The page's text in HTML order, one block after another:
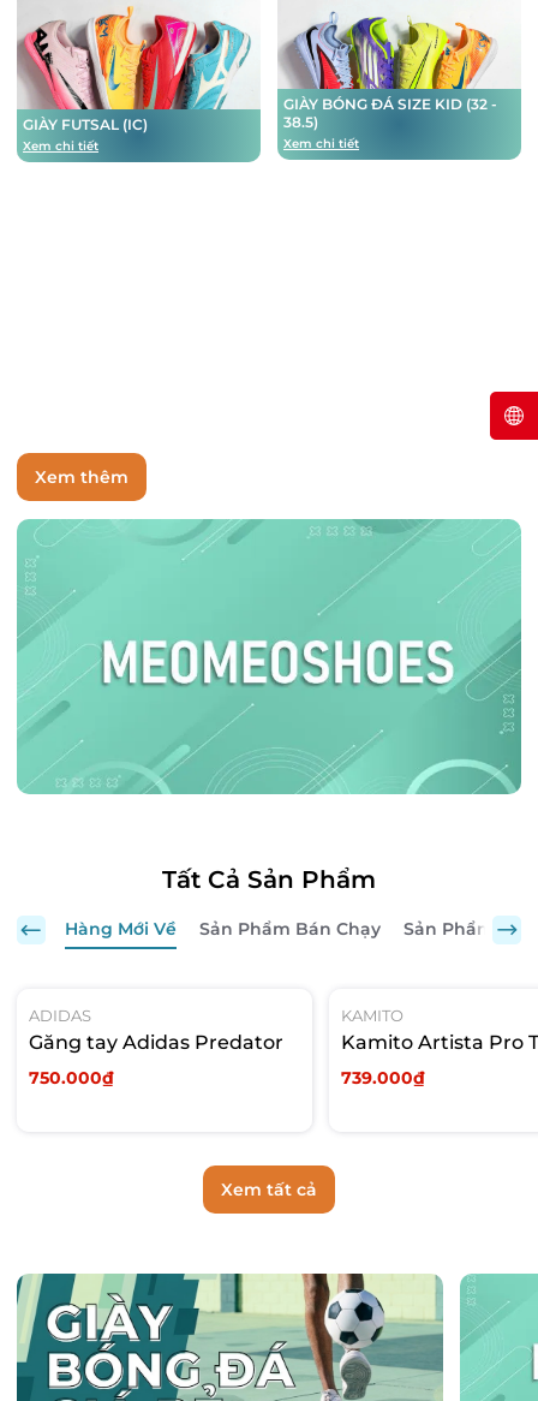
GIÀY FUTSAL (IC)
Xem chi tiết
GIÀY BÓNG ĐÁ SIZE KID (32 -
38.5)
Xem chi tiết
Xem thêm
Tất Cả Sản Phẩm
Hàng Mới Về Sản Phẩm Bán Chạy Sản Phẩm Nổi
ADIDAS
Găng tay Adidas Predator
750.000₫
KAMITO
Kamito Artista Pro
739.000₫
Xem tất cả